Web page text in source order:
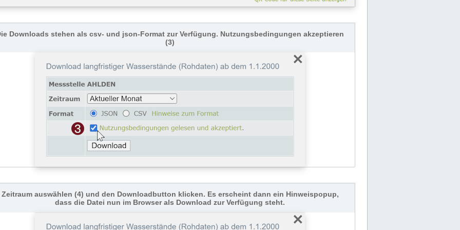
Downloads stehen als csv- und json-Format zur Verfügung. Nutzungsbedingungen akzeptieren
(3)
Zeitraum auswählen (4) und den Downloadbutton klicken. Es erscheint dann ein Hinweispopup,
dass die Datei nun im Browser als Download zur Verfügung steht.